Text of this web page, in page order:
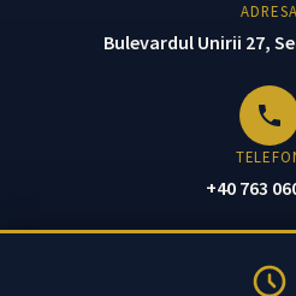
ADRESA
Bulevardul Unirii 27,
+40 763